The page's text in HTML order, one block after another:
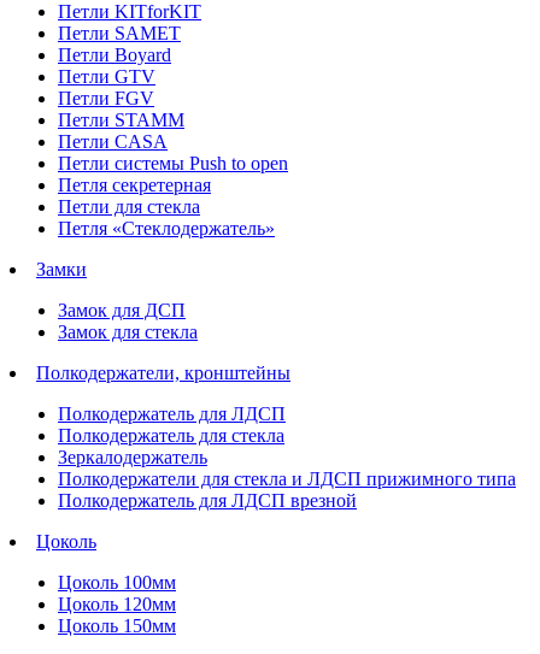
Петли KITforKIT
Петли SAMET
Петли Boyard
Петли GTV
Петли FGV
Петли STAMM
Петли CASA
Петли системы Push to open
Петля секретерная
Петли для стекла
Петля «Стеклодержатель»
Замки
Замок для ДСП
Замок для стекла
Полкодержатели, кронштейны
Полкодержатель для ЛДСП
Полкодержатель для стекла
Зеркалодержатель
Полкодержатели для стекла и ЛДСП прижимного типа
Полкодержатель для ЛДСП врезной
Цоколь
Цоколь 100мм
Цоколь 120мм
Цоколь 150мм